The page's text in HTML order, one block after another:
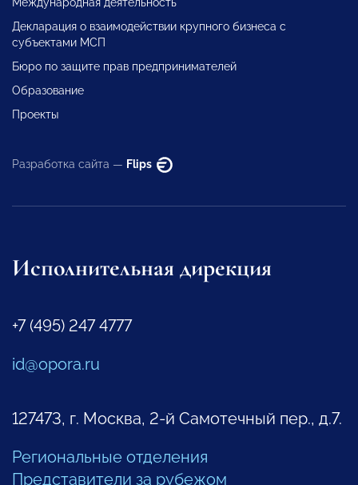
Международная деятельность
Декларация о взаимодействии крупного бизнеса с
субъектами МСП
Бюро по защите прав предпринимателей
Образование
Проекты
Разработка сайта — Flips
Исполнительная дирекция
+7 (495) 247 4777
id@opora.ru
127473, г. Москва, 2-й Самотечный пер., д.7.
Региональные отделения
Представители за рубежом